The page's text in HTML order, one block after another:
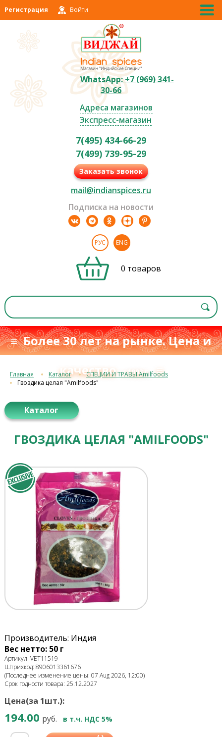
Регистрация Войти
WhatsApp: +7 (969) 341-
30-66
Адреса магазинов
Экспресс-магазин
7(495) 434-66-29
7(499) 739-95-29
Заказать звонок
mail@indianspices.ru
Подписка на новости
РУС ENG
0 товаров
≡ Более 30 лет на рынке. Цена и
качествос 1993 г.≡
Главная Каталог
СПЕЦИИ И ТРАВЫ Amilfoods
Гвоздика целая "Amilfoods"
Каталог
ГВОЗДИКА ЦЕЛАЯ "AMILFOODS"
Производитель: Индия
Вес нетто: 50 г
Артикул: VET11519
Штрихкод: 8906013361676
(Последнее изменение цены: 07 Aug 2026, 12:00)
Срок годности товара: 25.12.2027
Цена(за 1шт.):
194.00 руб. в т.ч. НДС 5%